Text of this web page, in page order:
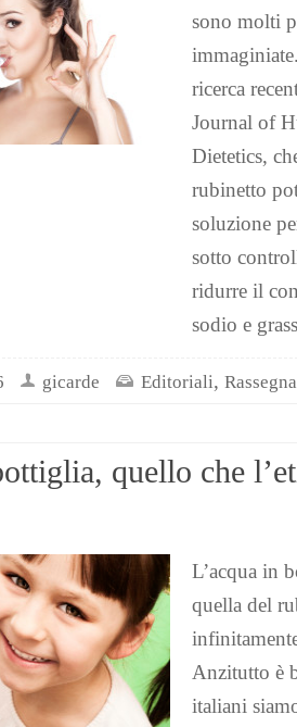
sono molti
ricerca
Journal of
Dietetics,
rubinetto
soluzione
sotto
ridurre il
sodio e
gicarde Editoriali,
quello che
L’acqua in
quella del
Anzitutto è
italiani